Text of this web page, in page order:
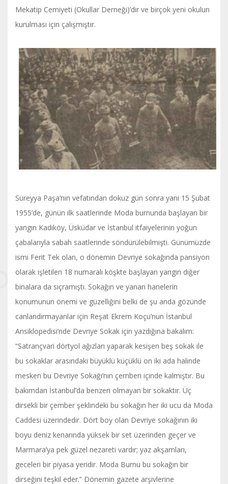
Mekatip Cemiyeti (Okullar Derneği)’dir ve birçok yeni okulun
kurulması için çalışmıştır.
Süreyya Paşa’nın vefatından dokuz gün sonra yani 15 Şubat
1955’de, günün ilk saatlerinde Moda burnunda başlayan bir
yangın Kadıköy, Üsküdar ve İstanbul itfaiyelerinin yoğun
çabalarıyla sabah saatlerinde söndürülebilmişti. Günümüzde
ismi Ferit Tek olan, o dönemin Devriye sokağında pansiyon
olarak işletilen 18 numaralı köşkte başlayan yangın diğer
binalara da sıçramıştı. Sokağın ve yanan hanelerin
konumunun önemi ve güzelliğini belki de şu anda gözünde
canlandırmayanlar için Reşat Ekrem Koçu’nun İstanbul
Ansiklopedisi’nde Devriye Sokak için yazdığına bakalım:
“Satrançvari dörtyol ağızları yaparak kesişen beş sokak ile
bu sokaklar arasındaki büyüklü küçüklü on iki ada halinde
mesken bu Devriye Sokağı’nın çemberi içinde kalmıştır. Bu
bakımdan İstanbul’da benzeri olmayan bir sokaktır. Üç
dirsekli bir çember şeklindeki bu sokağın her iki ucu da Moda
Caddesi üzerindedir. Dört boy olan Devriye sokağının iki
boyu deniz kenarında yüksek bir set üzerinden geçer ve
Marmara’ya pek güzel nezareti vardır; yaz akşamları,
geceleri bir piyasa yeridir. Moda Burnu bu sokağın bir
dirseğini teşkil eder.” Dönemin gazete arşivlerine